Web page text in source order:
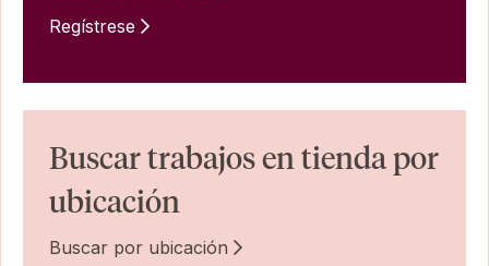
Regístrese
Buscar trabajos en tienda por
ubicación
Buscar por ubicación